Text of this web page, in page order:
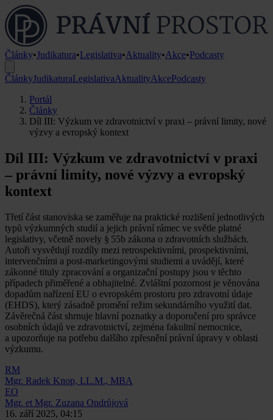
Články•Judikatura•Legislativa•Aktuality•Akce•Podcasty
ČlánkyJudikaturaLegislativaAktualityAkcePodcasty
Portál
Články
Díl III: Výzkum ve zdravotnictví v praxi – právní limity, nové
výzvy a evropský kontext
Díl III: Výzkum ve zdravotnictví v praxi
– právní limity, nové výzvy a evropský
kontext
Třetí část stanoviska se zaměřuje na praktické rozlišení jednotlivých
typů výzkumných studií a jejich právní rámec ve světle platné
legislativy, včetně novely § 55b zákona o zdravotních službách.
Autoři vysvětlují rozdíly mezi retrospektivními, prospektivními,
intervenčními a post-marketingovými studiemi a uvádějí, které
zákonné tituly zpracování a organizační postupy jsou v těchto
případech přiměřené a obhajitelné. Zvláštní pozornost je věnována
dopadům nařízení EU o evropském prostoru pro zdravotní údaje
(EHDS), který zásadně promění režim sekundárního využití dat.
Závěrečná část shrnuje hlavní poznatky a doporučení pro správce
osobních údajů ve zdravotnictví, zejména fakultní nemocnice,
a upozorňuje na potřebu dalšího zpřesnění právní úpravy v oblasti
výzkumu.
RM
Mgr. Radek Knop, LL.M., MBA
EO
Mgr. et Mgr. Zuzana Ondrůjová
16. září 2025, 04:15